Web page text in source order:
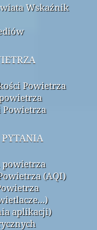
Wskaźnik
Powietrza
Powietrza
powietrza
(AQI)
aplikacji)